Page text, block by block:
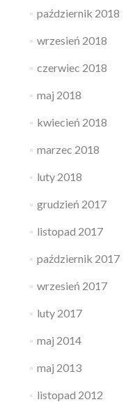
październik 2018
wrzesień 2018
czerwiec 2018
maj 2018
kwiecień 2018
marzec 2018
luty 2018
grudzień 2017
listopad 2017
październik 2017
wrzesień 2017
luty 2017
maj 2014
maj 2013
listopad 2012